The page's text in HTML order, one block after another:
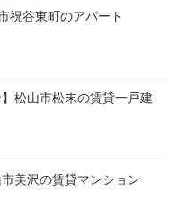
祝谷東町のアパート
】松山市松末の賃貸一戸建
市美沢の賃貸マンション